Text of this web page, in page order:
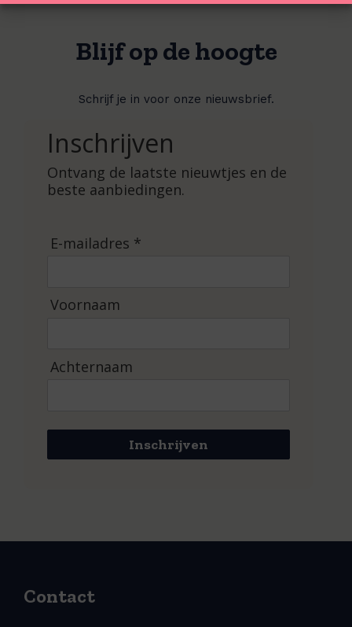
Blijf op de hoogte
Schrijf je in voor onze nieuwsbrief.
Inschrijven
Ontvang de laatste nieuwtjes en de
beste aanbiedingen.
E-mailadres *
Voornaam
Achternaam
Inschrijven
Contact